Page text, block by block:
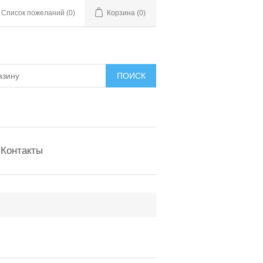
Список пожеланий (0) Корзина (0)
Контакты